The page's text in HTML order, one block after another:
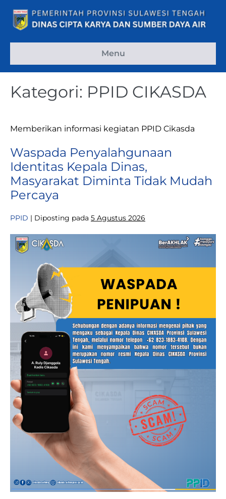
konten
Menu
Kategori: PPID CIKASDA
Memberikan informasi kegiatan PPID Cikasda
Waspada Penyalahgunaan
Identitas Kepala Dinas,
Masyarakat Diminta Tidak Mudah
Percaya
PPID | Diposting pada 5 Agustus 2026
Waspada
Penyalahgunaan
Identitas
Kepala
Dinas,
Masyarakat
Diminta
Tidak
Mudah
Percaya